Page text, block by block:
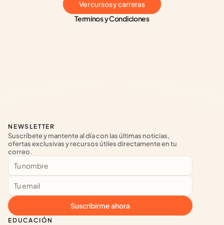
Ver cursos y carreras
Terminos y Condiciones
EDUCACIÓN
NEWSLETTER
Suscríbete y mantente al día con las últimas noticias,
ofertas exclusivas y recursos útiles directamente en tu
correo.
Suscribirme ahora